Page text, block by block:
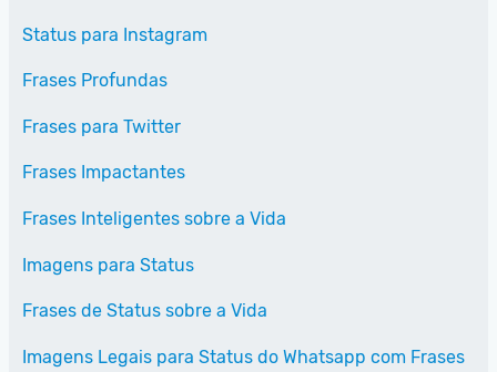
Status para Instagram
Frases Profundas
Frases para Twitter
Frases Impactantes
Frases Inteligentes sobre a Vida
Imagens para Status
Frases de Status sobre a Vida
Imagens Legais para Status do Whatsapp com Frases